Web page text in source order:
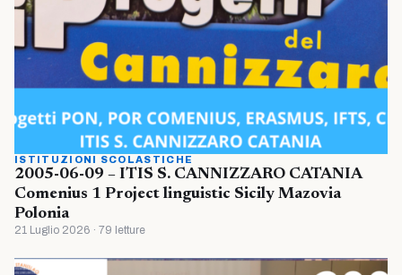
ISTITUZIONI SCOLASTICHE
2005-06-09 – ITIS S. CANNIZZARO CATANIA
Comenius 1 Project linguistic Sicily Mazovia
Polonia
21 Luglio 2026 · 79 letture